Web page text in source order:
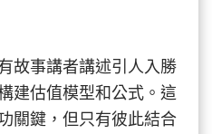
事講者講述引人入勝
建估值模型和公式。這
關鍵，但只有彼此結合